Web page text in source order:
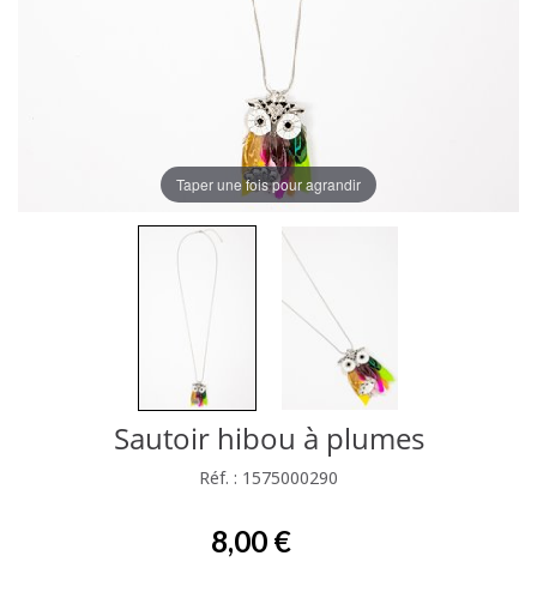
Taper une fois pour agrandir
Sautoir hibou à plumes
Réf. : 1575000290
8,00 €